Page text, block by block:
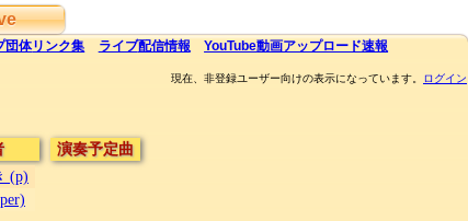
団体リンク集 ライブ配信情報 YouTube動画アップロード速報
現在、非登録ユーザー向けの表示になっています。 ログイン
(p)
演奏予定曲